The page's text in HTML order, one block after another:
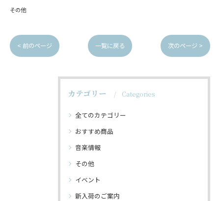
その他
< 前のページ 一覧に戻る 次のページ >
カテゴリー Categories
全てのカテゴリー
おすすめ商品
音楽情報
その他
イベント
新入荷のご案内